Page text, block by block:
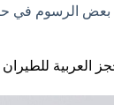
الرسوم في
العربية